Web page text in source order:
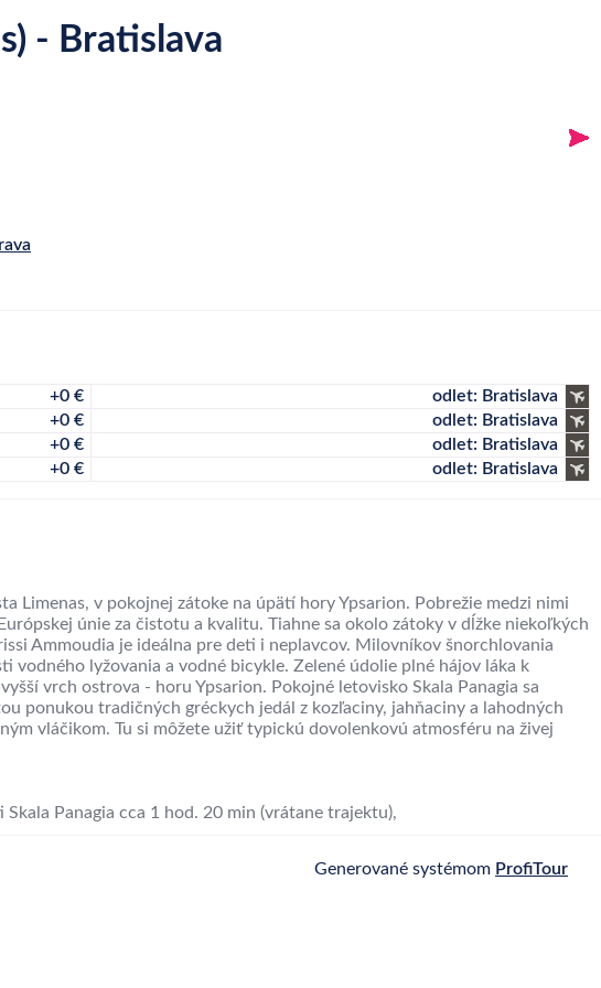
- Bratislava
+0 €
odlet: Bratislava
+0 €
odlet: Bratislava
+0 €
odlet: Bratislava
+0 € odlet: Bratislava
Limenas, v pokojnej zátoke na úpätí hory Ypsarion. Pobrežie medzi nimi
únie za čistotu a kvalitu. Tiahne sa okolo zátoky v dĺžke niekoľkých
Ammoudia je ideálna pre deti i neplavcov. Milovníkov šnorchlovania
lyžovania a vodné bicykle. Zelené údolie plné hájov láka k
vrch ostrova - horu Ypsarion. Pokojné letovisko Skala Panagia sa
ponukou tradičných gréckych jedál z kozľaciny, jahňaciny a lahodných
vláčikom. Tu si môžete užiť typickú dovolenkovú atmosféru na živej
Panagia cca 1 hod. 20 min (vrátane trajektu),
Generované systémom ProfiTour